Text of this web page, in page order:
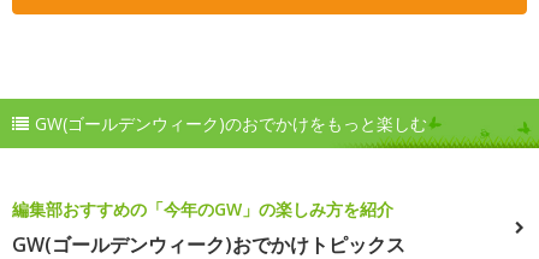
GW(ゴールデンウィーク)のおでかけをもっと楽しむ
編集部おすすめの「今年のGW」の楽しみ方を紹介
GW(ゴールデンウィーク)おでかけトピックス